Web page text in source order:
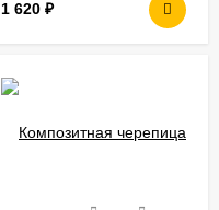
1 620 ₽